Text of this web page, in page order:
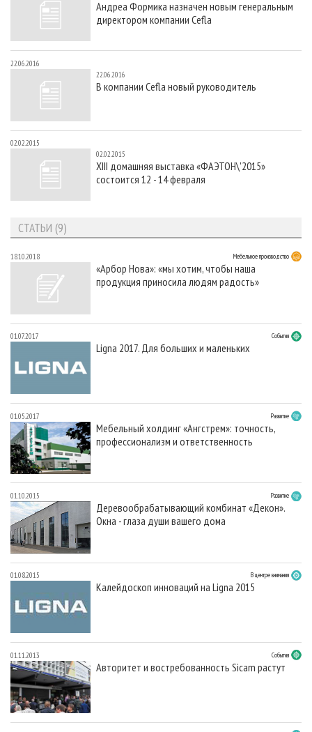
СУШКА ДРЕВЕСИНЫ
ПРОИЗВОДСТВО ДРЕВЕСНЫХ ПЛИТ
ДЕРЕВЯННОЕ ДОМОСТРОЕНИЕ
ПРОИЗВОДСТВО МЕБЕЛИ
БИОЭНЕРГЕТИКА
ЦБП
ИНСТРУМЕНТ И МАТЕРИАЛЫ
ПЕРСОНЫ
МОБИЛЬНЫЕ ВЫСТАВКИ
ПРИОРИТЕТНЫЕ ИНВЕСТПРОЕКТЫ
RUSSIAN FORESTRY REVIEW
ГАЗЕТА ЛЕСПРОМФОРУМ
БИБЛИОТЕКА СПЕЦИАЛИСТА
КОНТАКТЫ
РЕКЛАМА
Андреа Формика назначен новым генеральным
директором компании Cefla
22.06.2016
22.06.2016
В компании Cefla новый руководитель
02.02.2015
02.02.2015
XIII домашняя выставка «ФАЭТОН\'2015»
состоится 12 - 14 февраля
СТАТЬИ (9)
18.10.2018 Мебельное производство
«Арбор Нова»: «мы хотим, чтобы наша
продукция приносила людям радость»
01.07.2017 События
Ligna 2017. Для больших и маленьких
01.05.2017 Развитие
Мебельный холдинг «Ангстрем»: точность,
профессионализм и ответственность
01.10.2015 Развитие
Деревообрабатывающий комбинат «Декон».
Окна - глаза души вашего дома
01.08.2015 В центре внимания
Калейдоскоп инноваций на Ligna 2015
01.11.2013 События
Авторитет и востребованность Sicam растут